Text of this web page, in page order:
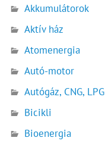
Akkumulátorok
Aktív ház
Atomenergia
Autó-motor
Autógáz, CNG, LPG
Bicikli
Bioenergia